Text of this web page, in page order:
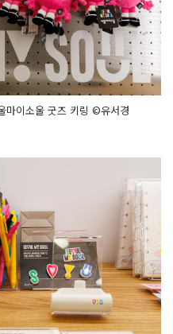
마이소울 굿즈 키링 ©유서경